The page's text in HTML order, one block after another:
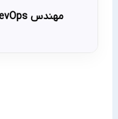
مهندس DevOps